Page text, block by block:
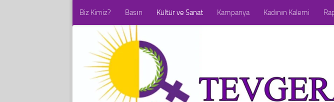
Skip to content
Biz Kimiz? Basın Kültür ve Sanat Kampanya Kadının Kalemi